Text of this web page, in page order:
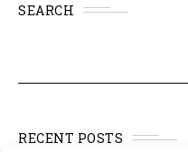
SEARCH
RECENT POSTS